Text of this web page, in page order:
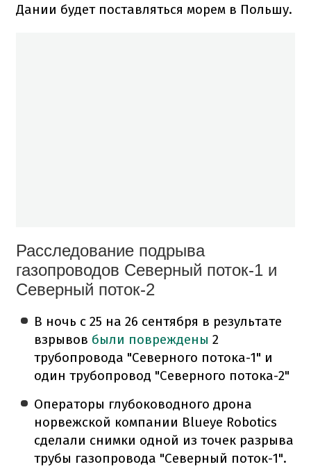
Дании будет поставляться морем в Польшу.
Расследование подрыва
газопроводов Северный поток-1 и
Северный поток-2
В ночь с 25 на 26 сентября в результате
взрывов были повреждены 2
трубопровода "Северного потока-1" и
один трубопровод "Северного потока-2"
Операторы глубоководного дрона
норвежской компании Blueye Robotics
сделали снимки одной из точек разрыва
трубы газопровода "Северный поток-1".